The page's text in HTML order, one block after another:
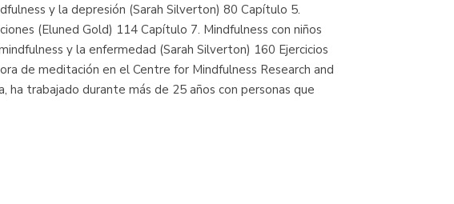
y la depresión (Sarah Silverton) 80 Capítulo 5.
(Eluned Gold) 114 Capítulo 7. Mindfulness con niños
y la enfermedad (Sarah Silverton) 160 Ejercicios
de meditación en el Centre for Mindfulness Research and
trabajado durante más de 25 años con personas que